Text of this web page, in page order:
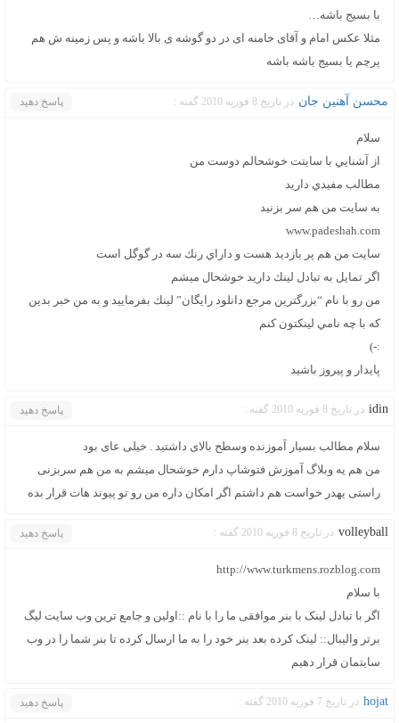
با بسیج باشه…
مثلا عکس امام و آقای خامنه ای در دو گوشه ی بالا باشه و پس زمینه ش هم
پرچم یا بسیج باشه باشه
محسن آهنين جان در تاریخ 8 فوریه 2010 گفته : پاسخ دهید
سلام
از آشنايي با سايتت خوشحالم دوست من
مطالب مفيدي داريد
به سايت من هم سر بزنيد
www.padeshah.com
سايت من هم پر بازديد هست و داراي رنك سه در گوگل است
اگر تمايل به تبادل لينك داريد خوشحال ميشم
من رو با نام “بزرگترين مرجع دانلود رايگان” لينك بفرماييد و به من خبر بدين
كه با چه نامي لينكتون كنم
:-)
پايدار و پيروز باشيد
idin در تاریخ 8 فوریه 2010 گفته : پاسخ دهید
سلام مطالب بسیار آموزنده وسطح بالای داشتید . خیلی عای بود
من هم یه وبلاگ آموزش فتوشاپ دارم خوشحال میشم به من هم سربزنی
راستی یهدر خواست هم داشتم اگر امکان داره من رو تو پیوند هات قرار بده
volleyball در تاریخ 8 فوریه 2010 گفته : پاسخ دهید
http://www.turkmens.rozblog.com
با سلام
اگر با تبادل لینک با بنر موافقی ما را با نام ::اولین و جامع ترین وب سایت لیگ
برتر والیبال:: لینک کرده بعد بنر خود را به ما ارسال کرده تا بنر شما را در وب
سایتمان قرار دهیم
hojat در تاریخ 7 فوریه 2010 گفته : پاسخ دهید